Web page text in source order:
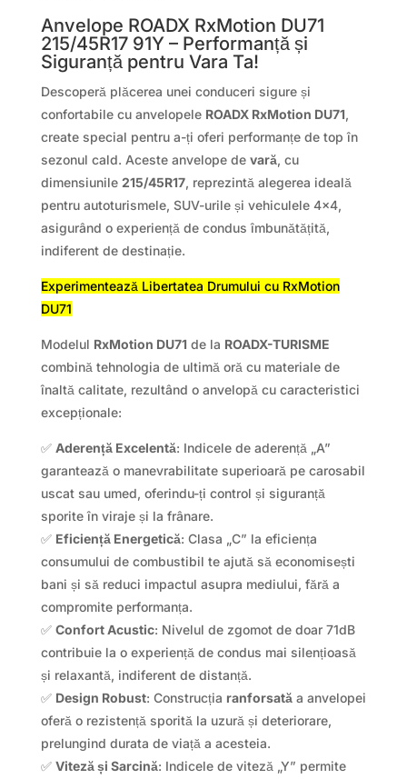
Anvelope ROADX RxMotion DU71
215/45R17 91Y – Performanță și
Siguranță pentru Vara Ta!
Descoperă plăcerea unei conduceri sigure și
confortabile cu anvelopele ROADX RxMotion DU71,
create special pentru a-ți oferi performanțe de top în
sezonul cald. Aceste anvelope de vară, cu
dimensiunile 215/45R17, reprezintă alegerea ideală
pentru autoturismele, SUV-urile și vehiculele 4×4,
asigurând o experiență de condus îmbunătățită,
indiferent de destinație.
Experimentează Libertatea Drumului cu RxMotion
DU71
Modelul RxMotion DU71 de la ROADX-TURISME
combină tehnologia de ultimă oră cu materiale de
înaltă calitate, rezultând o anvelopă cu caracteristici
excepționale:
✅ Aderență Excelentă: Indicele de aderență „A”
garantează o manevrabilitate superioară pe carosabil
uscat sau umed, oferindu-ți control și siguranță
sporite în viraje și la frânare.
✅ Eficiență Energetică: Clasa „C” la eficiența
consumului de combustibil te ajută să economisești
bani și să reduci impactul asupra mediului, fără a
compromite performanța.
✅ Confort Acustic: Nivelul de zgomot de doar 71dB
contribuie la o experiență de condus mai silențioasă
și relaxantă, indiferent de distanță.
✅ Design Robust: Construcția ranforsatăa anvelopei
oferă o rezistență sporită la uzură și deteriorare,
prelungind durata de viață a acesteia.
✅ Viteză și Sarcină: Indicele de viteză „Y” permite